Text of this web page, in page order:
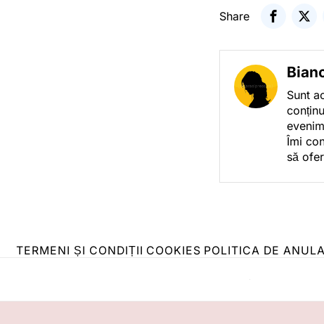
Share
Sunt
Îmi
să
TERMENI ȘI CONDIȚII COOKIES POLITICA DE